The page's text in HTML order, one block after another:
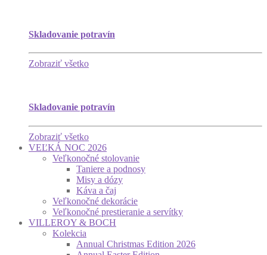
Skladovanie potravín
Zobraziť všetko
Skladovanie potravín
Zobraziť všetko
VEĽKÁ NOC 2026
Veľkonočné stolovanie
Taniere a podnosy
Misy a dózy
Káva a čaj
Veľkonočné dekorácie
Veľkonočné prestieranie a servítky
VILLEROY & BOCH
Kolekcia
Annual Christmas Edition 2026